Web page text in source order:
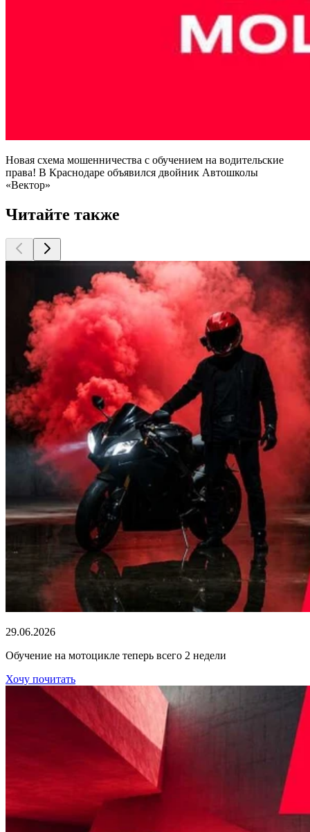
Новая схема мошенничества с обучением на водительские
права! В Краснодаре объявился двойник Автошколы
«Вектор»
Читайте также
29.06.2026
Обучение на мотоцикле теперь всего 2 недели
Хочу почитать